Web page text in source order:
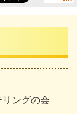
ングの会